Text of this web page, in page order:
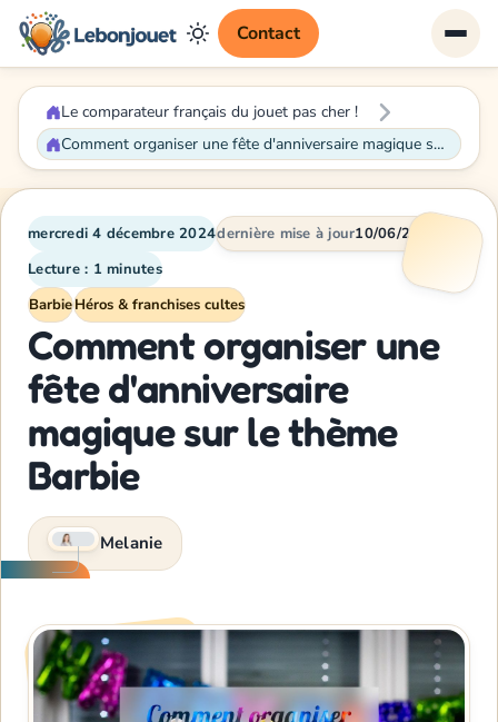
Contact
Le comparateur français du jouet pas cher !
Comment organiser une fête d'anniversaire magique sur le thème Barbie
mercredi 4 décembre 2024dernière mise à jour10/06/2026
Lecture : 1 minutes
BarbieHéros & franchises cultes
Comment organiser une
fête d'anniversaire
magique sur le thème
Barbie
Melanie